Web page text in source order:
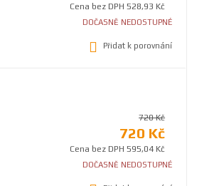
Cena bez DPH 528,93 Kč
DOČASNĚ NEDOSTUPNÉ
Přidat k porovnání
720 Kč
720 Kč
Cena bez DPH 595,04 Kč
DOČASNĚ NEDOSTUPNÉ